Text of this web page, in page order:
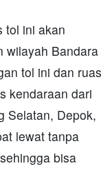
tol ini akan
wilayah Bandara
tol ini dan ruas
kendaraan dari
Selatan, Depok,
lewat tanpa
bisa